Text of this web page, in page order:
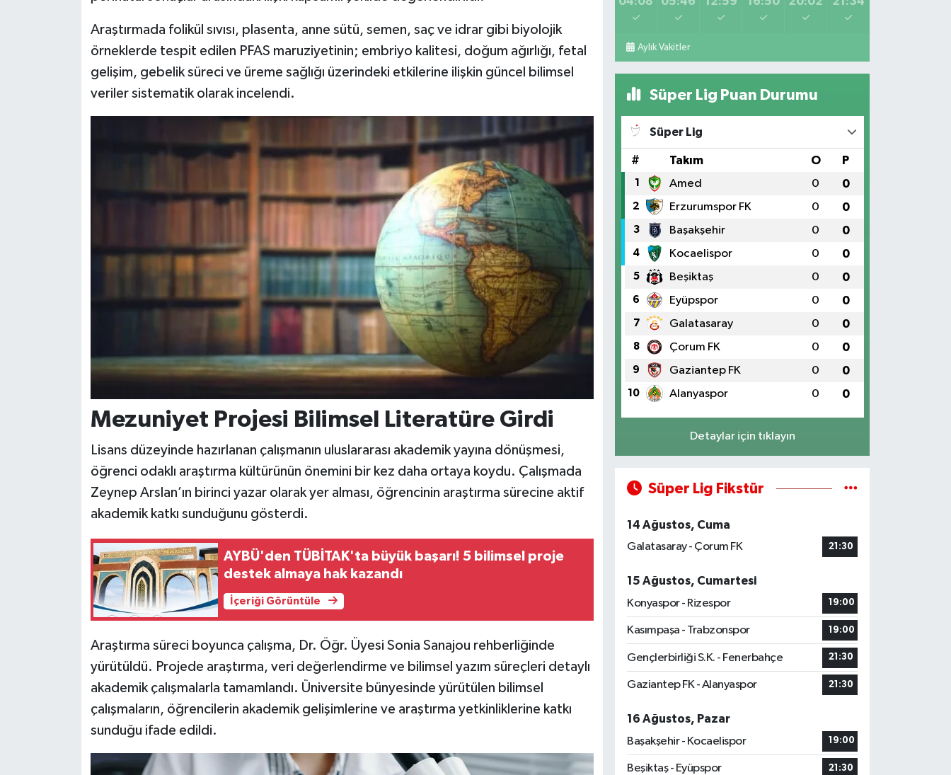
Araştırmada folikül sıvısı, plasenta, anne sütü, semen, saç ve idrar gibi biyolojik
örneklerde tespit edilen PFAS maruziyetinin; embriyo kalitesi, doğum ağırlığı, fetal
gelişim, gebelik süreci ve üreme sağlığı üzerindeki etkilerine ilişkin güncel bilimsel
veriler sistematik olarak incelendi.
Mezuniyet Projesi Bilimsel Literatüre Girdi
Lisans düzeyinde hazırlanan çalışmanın uluslararası akademik yayına dönüşmesi,
öğrenci odaklı araştırma kültürünün önemini bir kez daha ortaya koydu. Çalışmada
Zeynep Arslan’ın birinci yazar olarak yer alması, öğrencinin araştırma sürecine aktif
akademik katkı sunduğunu gösterdi.
AYBÜ'den TÜBİTAK'ta büyük başarı! 5 bilimsel proje
destek almaya hak kazandı
İçeriği Görüntüle
Araştırma süreci boyunca çalışma, Dr. Öğr. Üyesi Sonia Sanajou rehberliğinde
yürütüldü. Projede araştırma, veri değerlendirme ve bilimsel yazım süreçleri detaylı
akademik çalışmalarla tamamlandı. Üniversite bünyesinde yürütülen bilimsel
çalışmaların, öğrencilerin akademik gelişimlerine ve araştırma yetkinliklerine katkı
sunduğu ifade edildi.
Aylık Vakitler
Süper Lig Puan Durumu
Süper Lig
# Takım O P
1 Amed 0 0
2 Erzurumspor FK 0 0
3 Başakşehir 0 0
4 Kocaelispor 0 0
5 Beşiktaş 0 0
6 Eyüpspor 0 0
7 Galatasaray 0 0
8 Çorum FK 0 0
9 Gaziantep FK 0 0
10 Alanyaspor 0 0
Detaylar için tıklayın
Süper Lig Fikstür
14 Ağustos, Cuma
Galatasaray - Çorum FK
21:30
15 Ağustos, Cumartesi
Konyaspor - Rizespor
19:00
Kasımpaşa - Trabzonspor 19:00
Gençlerbirliği S.K. - Fenerbahçe 21:30
Gaziantep FK - Alanyaspor 21:30
16 Ağustos, Pazar
Başakşehir - Kocaelispor
19:00
Beşiktaş - Eyüpspor 21:30